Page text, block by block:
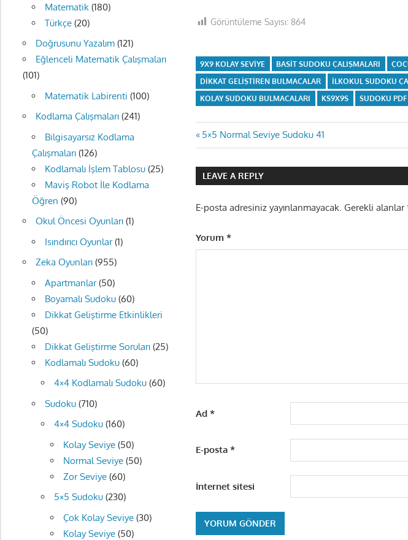
Görüntüleme Sayısı: 864
9X9 KOLAY SEVIYE BASIT SUDOKU ÇALIŞMALARI
DIKKAT GELIŞTIREN BULMACALAR
ILKOKUL SUDOKU
KOLAY SUDOKU BULMACALARI
KS9X9S SUDOKU PDF
Yazı
gezinmesi
Previous
Post:
5×5 Normal Seviye Sudoku 41
LEAVE A REPLY
E-posta adresiniz yayınlanmayacak. Gerekli alanlar
Yorum*
Ad*
E-posta*
İnternet sitesi
Matematik(180)
Türkçe(20)
Doğrusunu Yazalım(121)
Eğlenceli Matematik Çalışmaları
(101)
Matematik Labirenti (100)
Kodlama Çalışmaları(241)
Bilgisayarsız Kodlama
Çalışmaları(126)
Kodlamalı İşlem Tablosu(25)
Maviş Robot İle Kodlama
Öğren (90)
Okul Öncesi Oyunları(1)
Isındırıcı Oyunlar(1)
Zeka Oyunları(955)
Apartmanlar(50)
Boyamalı Sudoku(60)
Dikkat Geliştirme Etkinlikleri
(50)
Dikkat Geliştirme Soruları(25)
Kodlamalı Sudoku(60)
4×4 Kodlamalı Sudoku(60)
Sudoku(710)
4×4 Sudoku(160)
Kolay Seviye(50)
Normal Seviye(50)
Zor Seviye(60)
5×5 Sudoku(230)
Çok Kolay Seviye(30)
Kolay Seviye(50)